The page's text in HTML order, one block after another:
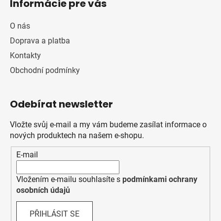
Informácie pre vás
O nás
Doprava a platba
Kontakty
Obchodní podmínky
Odebírat newsletter
Vložte svůj e-mail a my vám budeme zasílat informace o
nových produktech na našem e-shopu.
E-mail
Vložením e-mailu souhlasíte s podmínkami ochrany
osobních údajů
PŘIHLÁSIT SE